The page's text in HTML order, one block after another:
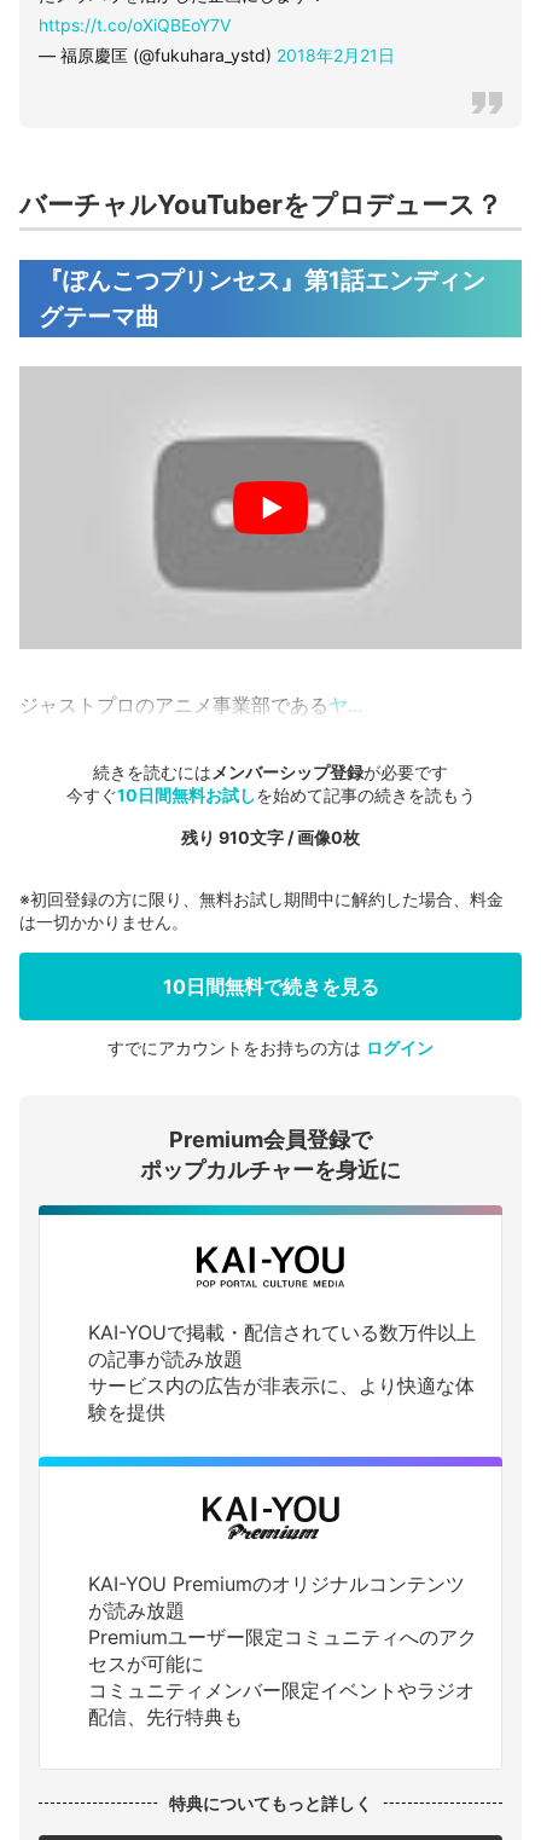
https://t.co/oXiQBEoY7V
— 福原慶匡 (@fukuhara_ystd) 2018年2月21日
バーチャルYouTuberをプロデュース？
『ぽんこつプリンセス』第1話エンディン
グテーマ曲
ジャストプロのアニメ事業部であるヤ...
続きを読むには メンバーシップ登録が必要です
今すぐ10日間無料お試しを始めて記事の続きを読もう
残り 910文字 / 画像0枚
会員登録する
ログインする
※初回登録の方に限り、無料お試し期間中に解約した場合、料金
は一切かかりません。
10日間無料で続きを見る
すでにアカウントをお持ちの方は ログイン
Premium会員登録で
ポップカルチャーを身近に
KAI-YOUで掲載・配信されている数万件以上
の記事が読み放題
サービス内の広告が非表示に、より快適な体
験を提供
KAI-YOU Premiumのオリジナルコンテンツ
が読み放題
Premiumユーザー限定コミュニティへのアク
セスが可能に
コミュニティメンバー限定イベントやラジオ
配信、先行特典も
特典についてもっと詳しく